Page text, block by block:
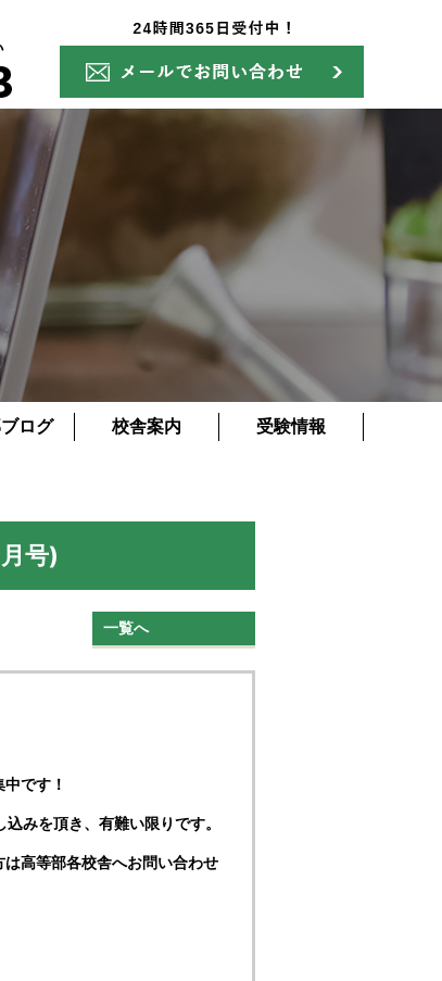
ログ 校舎案内 受験情報
号)
一覧へ
です！
みを頂き、有難い限りです。
は高等部各校舎へお問い合わせ